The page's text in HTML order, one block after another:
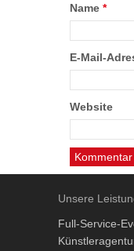
Name *
E-Mail-
Website
Unsere
Full-Service-